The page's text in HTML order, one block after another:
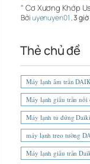
" Cơ Xương Khớp
Bởiuyenuyen01,3
Thẻ chủ đề
Máy lạnh âm trần
Máy lạnh giấu trần nối
Máy lạnh tủ đứng
máy lạnh treo tường
Máy lạnh giấu trần